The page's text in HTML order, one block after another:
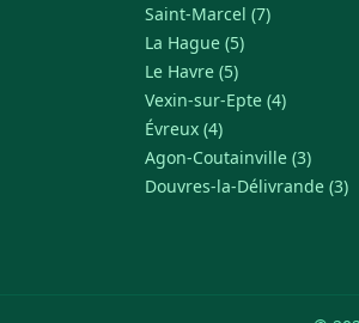
Saint-Marcel (7)
La Hague (5)
Le Havre (5)
Vexin-sur-Epte (4)
Évreux (4)
Agon-Coutainville (3)
Douvres-la-Délivrande (3)